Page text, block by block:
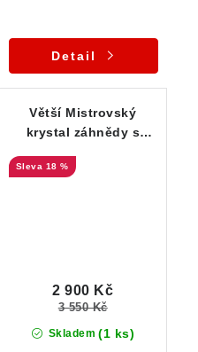
Detail
Větší Mistrovský
krystal záhnědy s
- Elestial dar Andělů
18 %
Skladem (1 ks)
2 900 Kč
3 550 Kč